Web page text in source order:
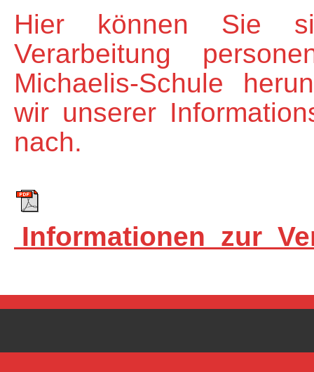
Hier können Sie
Verarbeitung
Michaelis-Schule
wir unserer
nach.